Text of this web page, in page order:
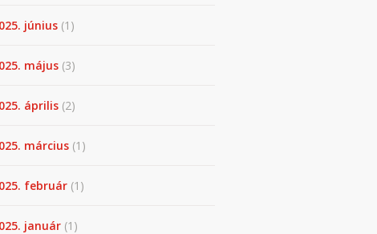
június (1)
május (3)
április (2)
március (1)
február (1)
január (1)